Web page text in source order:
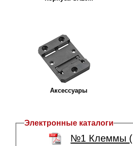
Аксессуары
Электронные каталоги
№1 Клеммы